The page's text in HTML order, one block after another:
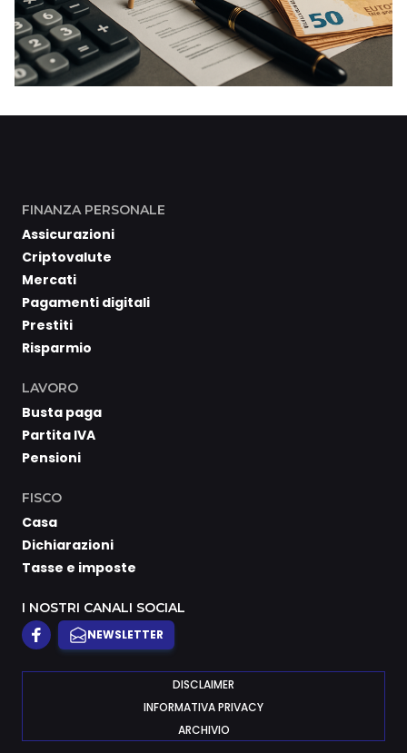
FINANZA PERSONALE
Assicurazioni
Criptovalute
Mercati
Pagamenti digitali
Prestiti
Risparmio
LAVORO
Busta paga
Partita IVA
Pensioni
FISCO
Casa
Dichiarazioni
Tasse e imposte
I NOSTRI CANALI SOCIAL
NEWSLETTER
DISCLAIMER
INFORMATIVA PRIVACY
ARCHIVIO